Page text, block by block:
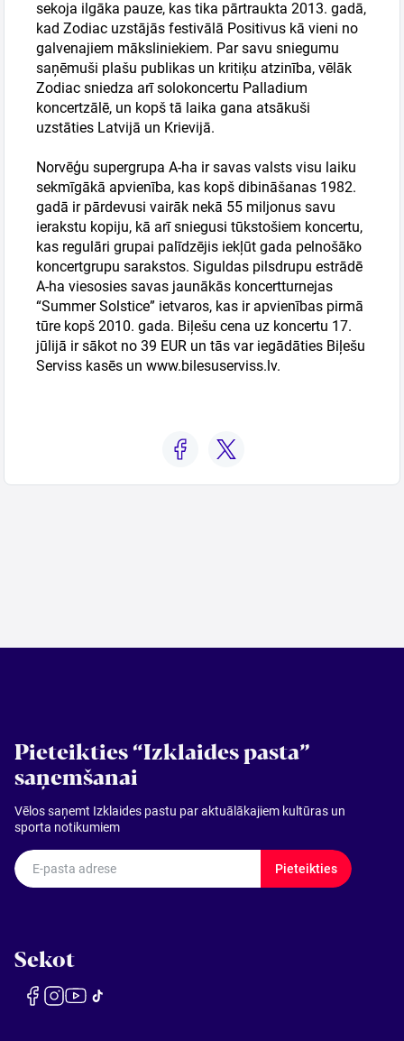
sekoja ilgāka pauze, kas tika pārtraukta 2013. gadā,
kad Zodiac uzstājās festivālā Positivus kā vieni no
galvenajiem māksliniekiem. Par savu sniegumu
saņēmuši plašu publikas un kritiķu atzinība, vēlāk
Zodiac sniedza arī solokoncertu Palladium
koncertzālē, un kopš tā laika gana atsākuši
uzstāties Latvijā un Krievijā.
Norvēģu supergrupa A-ha ir savas valsts visu laiku
sekmīgākā apvienība, kas kopš dibināšanas 1982.
gadā ir pārdevusi vairāk nekā 55 miljonus savu
ierakstu kopiju, kā arī sniegusi tūkstošiem koncertu,
kas regulāri grupai palīdzējis iekļūt gada pelnošāko
koncertgrupu sarakstos. Siguldas pilsdrupu estrādē
A-ha viesosies savas jaunākās koncertturnejas
“Summer Solstice” ietvaros, kas ir apvienības pirmā
tūre kopš 2010. gada. Biļešu cena uz koncertu 17.
jūlijā ir sākot no 39 EUR un tās var iegādāties Biļešu
Serviss kasēs un www.bilesuserviss.lv.
Pieteikties “Izklaides pasta”
saņemšanai
Vēlos saņemt Izklaides pastu par aktuālākajiem kultūras un
sporta notikumiem
E-pasta adrese Pieteikties
Sekot